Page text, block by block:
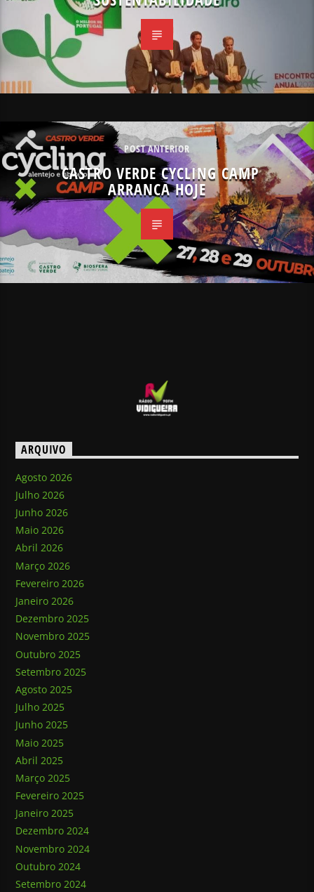
POST ANTERIOR
CASTRO VERDE CYCLING CAMP
ARRANCA HOJE
ARQUIVO
Agosto 2026
Julho 2026
Junho 2026
Maio 2026
Abril 2026
Março 2026
Fevereiro 2026
Janeiro 2026
Dezembro 2025
Novembro 2025
Outubro 2025
Setembro 2025
Agosto 2025
Julho 2025
Junho 2025
Maio 2025
Abril 2025
Março 2025
Fevereiro 2025
Janeiro 2025
Dezembro 2024
Novembro 2024
Outubro 2024
Setembro 2024